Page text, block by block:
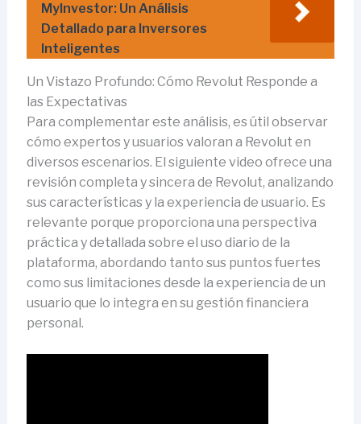
MyInvestor: Un Análisis
Detallado para Inversores
Inteligentes
Un Vistazo Profundo: Cómo Revolut Responde a
las Expectativas
Para complementar este análisis, es útil observar
cómo expertos y usuarios valoran a Revolut en
diversos escenarios. El siguiente video ofrece una
revisión completa y sincera de Revolut, analizando
sus características y la experiencia de usuario. Es
relevante porque proporciona una perspectiva
práctica y detallada sobre el uso diario de la
plataforma, abordando tanto sus puntos fuertes
como sus limitaciones desde la experiencia de un
usuario que lo integra en su gestión financiera
personal.